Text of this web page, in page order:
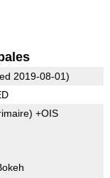
2019-08-01)
+OIS